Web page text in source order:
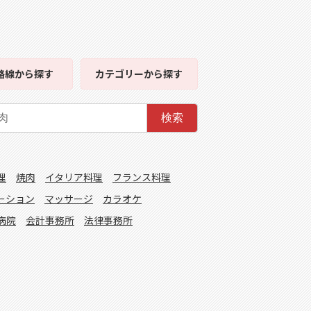
線から探す カテゴリーから探す
検索
焼肉 イタリア料理
フランス料理
ション マッサージ
カラオケ
院 会計事務所 法律事務所